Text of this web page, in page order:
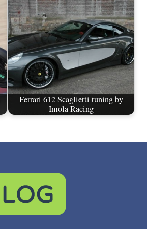
Ferrari 612 Scaglietti tuning by
Imola Racing